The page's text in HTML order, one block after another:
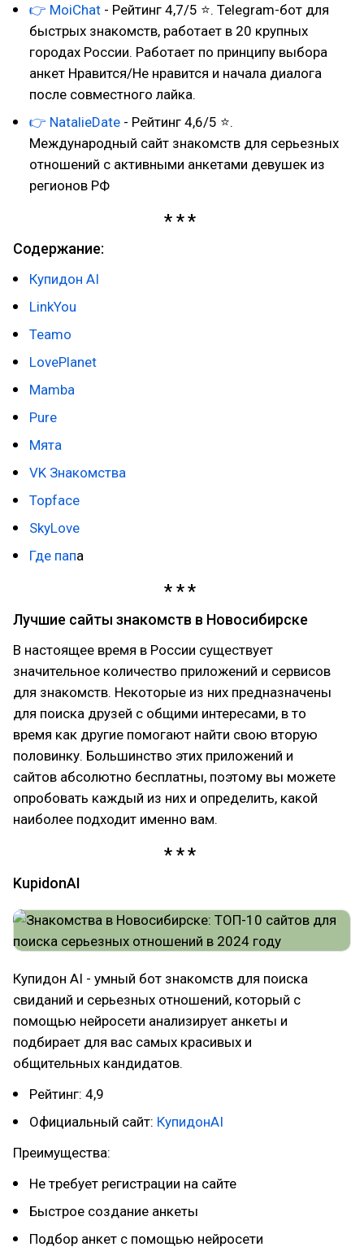
👉 MoiChat - Рейтинг 4,7/5 ⭐. Telegram-бот для
быстрых знакомств, работает в 20 крупных
городах России. Работает по принципу выбора
анкет Нравится/Не нравится и начала диалога
после совместного лайка.
👉 NatalieDate - Рейтинг 4,6/5 ⭐.
Международный сайт знакомств для серьезных
отношений с активными анкетами девушек из
регионов РФ
Содержание:
Купидон AI
LinkYou
Teamo
LovePlanet
Mamba
Pure
Мята
VK Знакомства
Topface
SkyLove
Где папа
Лучшие сайты знакомств в Новосибирске
В настоящее время в России существует
значительное количество приложений и сервисов
для знакомств. Некоторые из них предназначены
для поиска друзей с общими интересами, в то
время как другие помогают найти свою вторую
половинку. Большинство этих приложений и
сайтов абсолютно бесплатны, поэтому вы можете
опробовать каждый из них и определить, какой
наиболее подходит именно вам.
KupidonAI
Купидон AI - умный бот знакомств для поиска
свиданий и серьезных отношений, который с
помощью нейросети анализирует анкеты и
подбирает для вас самых красивых и
общительных кандидатов.
Рейтинг: 4,9
Официальный сайт: КупидонAI
Преимущества:
Не требует регистрации на сайте
Быстрое создание анкеты
Подбор анкет с помощью нейросети